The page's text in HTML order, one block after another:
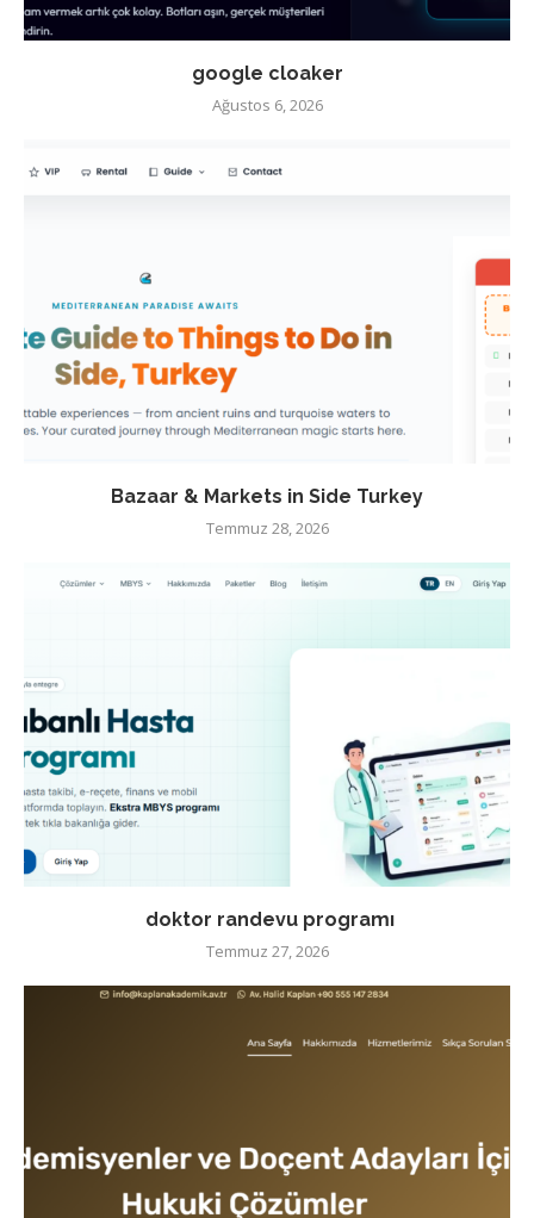
google cloaker
Ağustos 6, 2026
Bazaar & Markets in Side Turkey
Temmuz 28, 2026
doktor randevu programı
Temmuz 27, 2026